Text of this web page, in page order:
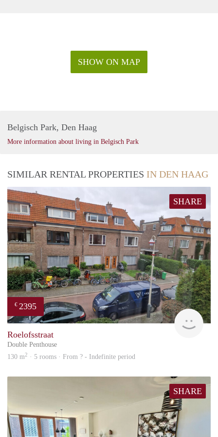
SHOW ON MAP
Belgisch Park, Den Haag
More information about living in Belgisch Park
SIMILAR RENTAL PROPERTIES IN DEN HAAG
SHARE
€ 2395
Roelofsstraat
Double Penthouse
130 m2 · 5 rooms · From ? - Indefinite period
SHARE